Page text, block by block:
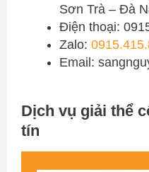
Sơn Trà – Đà
Điện thoại:
Zalo:
Email:
Dịch vụ giải thể
tín